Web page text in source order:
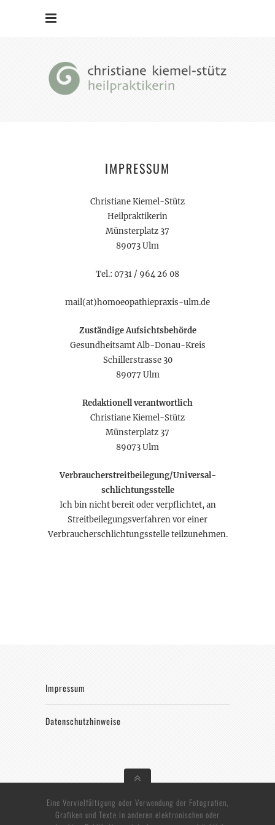
IMPRESSUM
Christiane Kiemel-Stütz
Heilpraktikerin
Münsterplatz 37
89073 Ulm
Tel.: 0731 / 964 26 08
mail(at)homoeopathiepraxis-ulm.de
Zuständige Aufsichtsbehörde
Gesundheitsamt Alb-Donau-Kreis
Schillerstrasse 30
89077 Ulm
Redaktionell verantwortlich
Christiane Kiemel-Stütz
Münsterplatz 37
89073 Ulm
Verbraucher­streit­beilegung/Universal­
schlichtungs­stelle
Ich bin nicht bereit oder verpflichtet, an
Streitbeilegungsverfahren vor einer
Verbraucherschlichtungsstelle teilzunehmen.
Impressum
Datenschutzhinweise
Eine Vervielfältigung oder Verwendung der Fotografien,
Grafiken und Texte in anderen elektronischen oder